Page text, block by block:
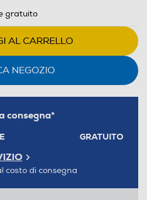
gratuito
AL CARRELLO
NEGOZIO
consegna*
GRATUITO
costo di consegna